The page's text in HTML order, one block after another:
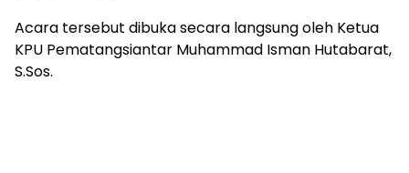
Acara tersebut dibuka secara langsung oleh Ketua
KPU Pematangsiantar Muhammad Isman Hutabarat,
S.Sos.